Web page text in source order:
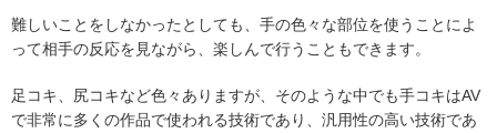
難しいことをしなかったとしても、手の色々な部位を使うことによ
って相手の反応を見ながら、楽しんで行うこともできます。
足コキ、尻コキなど色々ありますが、そのような中でも手コキはAV
で非常に多くの作品で使われる技術であり、汎用性の高い技術であ